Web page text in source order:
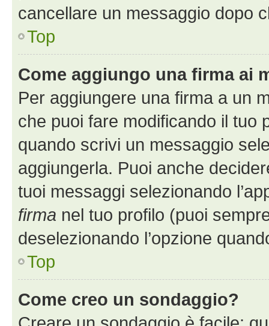
cancellare un messaggio dopo
Top
Come aggiungo una firma ai
Per aggiungere una firma a un
che puoi fare modificando il tuo
quando scrivi un messaggio
aggiungerla. Puoi anche
tuoi messaggi selezionando
firma nel tuo profilo (puoi
deselezionando l’opzione
Top
Come creo un sondaggio?